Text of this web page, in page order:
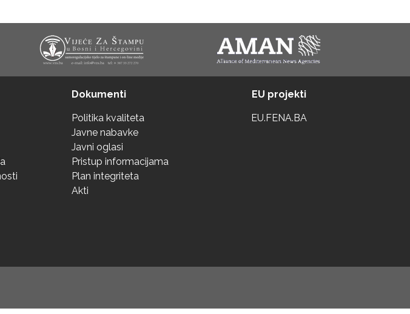
Dokumenti
Politika kvaliteta
Javne nabavke
Javni oglasi
Pristup informacijama
Plan integriteta
Akti
EU projekti
EU.FENA.BA